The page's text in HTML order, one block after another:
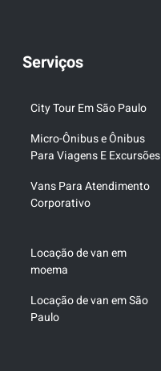
Serviços
City Tour Em São Paulo
Micro-Ônibus e Ônibus
Para Viagens E Excursões
Vans Para Atendimento
Corporativo
Locação de van em
moema
Locação de van em São
Paulo